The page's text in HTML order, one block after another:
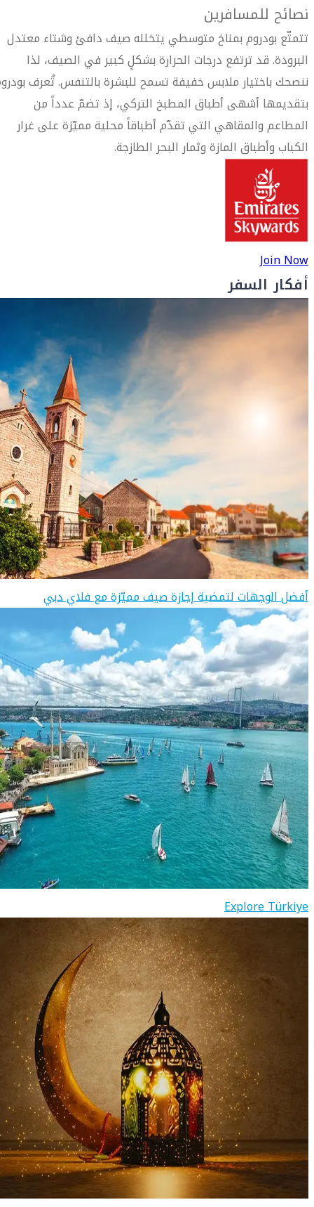
نصائح للمسافرين
تتمتّع بودروم بمناخ متوسطي يتخلله صيف دافئ وشتاء معتدل
البرودة. قد ترتفع درجات الحرارة بشكلٍ كبير في الصيف، لذا
ننصحك باختيار ملابس خفيفة تسمح للبشرة بالتنفس. تُعرف
بتقديمها أشهى أطباق المطبخ التركي، إذ تضمّ عدداً من
المطاعم والمقاهي التي تقدّم أطباقاً محلية مميّزة على غرار
الكباب وأطباق المازة وثمار البحر الطازجة.
Join Now
أفكار السفر
أفضل الوجهات لتمضية إجازة صيف مميّزة مع فلاي دبي
Explore Türkiye